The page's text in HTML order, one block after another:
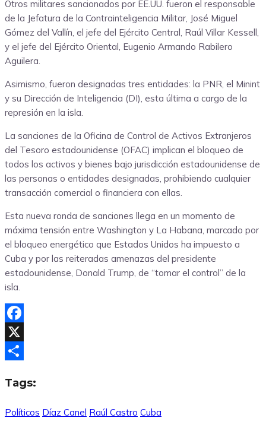
Otros militares sancionados por EE.UU. fueron el responsable
de la Jefatura de la Contrainteligencia Militar, José Miguel
Gómez del Vallín, el jefe del Ejército Central, Raúl Villar Kessell,
y el jefe del Ejército Oriental, Eugenio Armando Rabilero
Aguilera.
Asimismo, fueron designadas tres entidades: la PNR, el Minint
y su Dirección de Inteligencia (DI), esta última a cargo de la
represión en la isla.
La sanciones de la Oficina de Control de Activos Extranjeros
del Tesoro estadounidense (OFAC) implican el bloqueo de
todos los activos y bienes bajo jurisdicción estadounidense de
las personas o entidades designadas, prohibiendo cualquier
transacción comercial o financiera con ellas.
Esta nueva ronda de sanciones llega en un momento de
máxima tensión entre Washington y La Habana, marcado por
el bloqueo energético que Estados Unidos ha impuesto a
Cuba y por las reiteradas amenazas del presidente
estadounidense, Donald Trump, de “tomar el control” de la
isla.
Facebook
X
Tags:
Políticos Díaz Canel Raúl Castro Cuba